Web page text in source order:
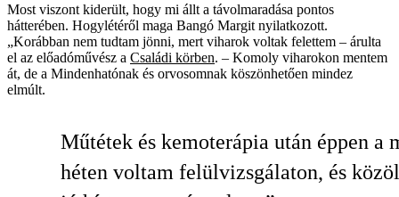
Most viszont kiderült, hogy mi állt a távolmaradása pontos
hátterében. Hogylétéről maga Bangó Margit nyilatkozott.
„Korábban nem tudtam jönni, mert viharok voltak felettem – árulta
el az előadóművész a Családi körben. – Komoly viharokon mentem
át, de a Mindenhatónak és orvosomnak köszönhetően mindez
elmúlt.
Műtétek és kemoterápia után éppen a
héten voltam felülvizsgálaton, és